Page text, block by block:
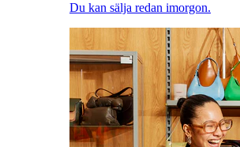
Du kan sälja redan imorgon.